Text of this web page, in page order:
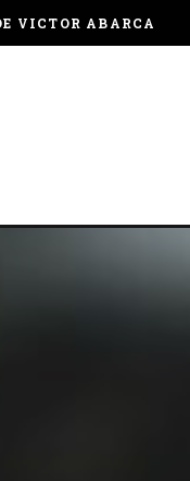
VICTOR ABARCA